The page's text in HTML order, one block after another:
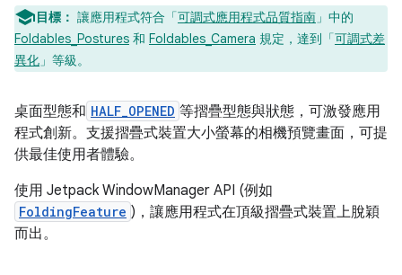
目標： 讓應用程式符合「可調式應用程式品質指南 」中的
Foldables_Postures 和 Foldables_Camera 規定，達到「可調式差
異化 」等級。
桌面型態和 HALF_OPENED 等摺疊型態與狀態，可激發應用
程式創新。支援摺疊式裝置大小螢幕的相機預覽畫面，可提
供最佳使用者體驗。
使用 Jetpack WindowManager API (例如
FoldingFeature )，讓應用程式在頂級摺疊式裝置上脫穎
而出。